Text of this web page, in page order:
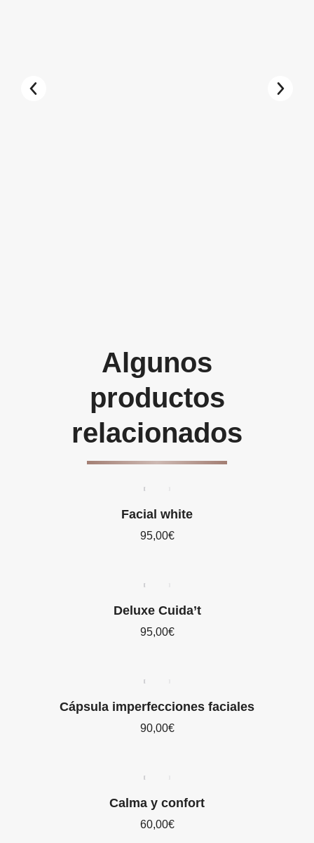
Algunos
productos
relacionados
Facial white
95,00€
Deluxe Cuida’t
95,00€
Cápsula imperfecciones faciales
90,00€
Calma y confort
60,00€